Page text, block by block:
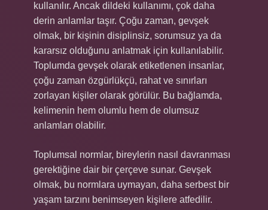
kullanılır. Ancak dildeki kullanımı, çok daha
derin anlamlar taşır. Çoğu zaman, gevşek
olmak, bir kişinin disiplinsiz, sorumsuz ya da
kararsız olduğunu anlatmak için kullanılabilir.
Toplumda gevşek olarak etiketlenen insanlar,
çoğu zaman özgürlükçü, rahat ve sınırları
zorlayan kişiler olarak görülür. Bu bağlamda,
kelimenin hem olumlu hem de olumsuz
anlamları olabilir.
Toplumsal normlar, bireylerin nasıl davranması
gerektiğine dair bir çerçeve sunar. Gevşek
olmak, bu normlara uymayan, daha serbest bir
yaşam tarzını benimseyen kişilere atfedilir.